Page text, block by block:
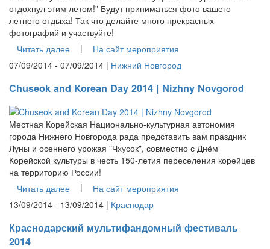
отдохнул этим летом!" Будут приниматься фото вашего
летнего отдыха! Так что делайте много прекрасных
фотографий и участвуйте!
Читать далее
|
На сайт мероприятия
07/09/2014 - 07/09/2014 | Нижний Новгород
Chuseok and Korean Day 2014 | Nizhny Novgorod
Местная Корейская Национально-культурная автономия
города Нижнего Новгорода рада представить вам праздник
Луны и осеннего урожая "Чхусок", совместно с Днём
Корейской культуры в честь 150-летия переселения корейцев
на территорию России!
Читать далее
|
На сайт мероприятия
13/09/2014 - 13/09/2014 | Краснодар
Краснодарский мультифандомный фестиваль
2014